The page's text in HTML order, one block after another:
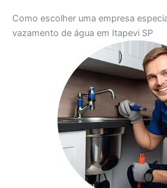
Como escolher uma empresa
vazamento de água em Itapevi SP